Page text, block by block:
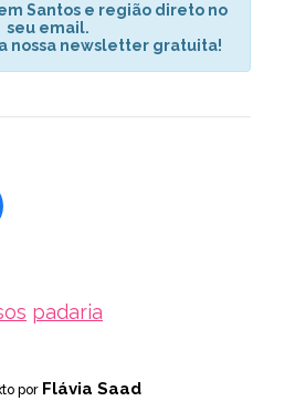
Santos e região direto no
seu email.
nossa newsletter gratuita!
padaria
por Flávia Saad